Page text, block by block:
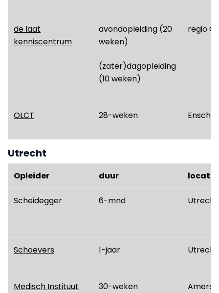
de laat
kenniscentrum
avondopleiding (20
weken)
(zater)dagopleiding
(10 weken)
regio
OLCT 28-weken
Utrecht
Opleider duur locatie
Scheidegger 6-mnd Utrecht
Schoevers 1-jaar Utrecht
Medisch Instituut 30-weken